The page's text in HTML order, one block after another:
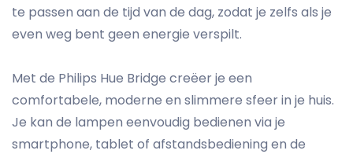
te passen aan de tijd van de dag, zodat je zelfs als je
even weg bent geen energie verspilt.
Met de Philips Hue Bridge creëer je een
comfortabele, moderne en slimmere sfeer in je huis.
Je kan de lampen eenvoudig bedienen via je
smartphone, tablet of afstandsbediening en de